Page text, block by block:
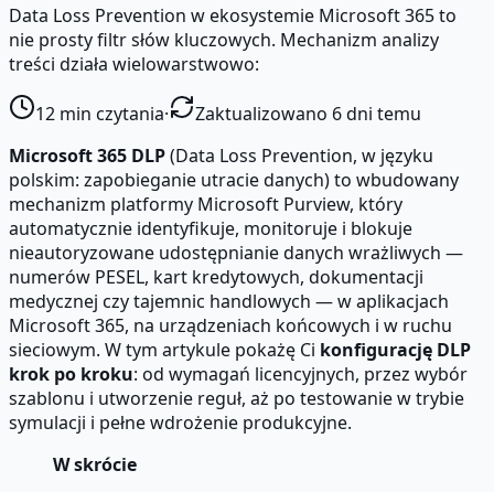
Data Loss Prevention w ekosystemie Microsoft 365 to
nie prosty filtr słów kluczowych. Mechanizm analizy
treści działa wielowarstwowo:
12 min czytania·
Zaktualizowano 6 dni temu
Microsoft 365 DLP(Data Loss Prevention, w języku
polskim: zapobieganie utracie danych) to wbudowany
mechanizm platformy Microsoft Purview, który
automatycznie identyfikuje, monitoruje i blokuje
nieautoryzowane udostępnianie danych wrażliwych —
numerów PESEL, kart kredytowych, dokumentacji
medycznej czy tajemnic handlowych — w aplikacjach
Microsoft 365, na urządzeniach końcowych i w ruchu
sieciowym. W tym artykule pokażę Ci konfigurację DLP
krok po kroku: od wymagań licencyjnych, przez wybór
szablonu i utworzenie reguł, aż po testowanie w trybie
symulacji i pełne wdrożenie produkcyjne.
W skrócie